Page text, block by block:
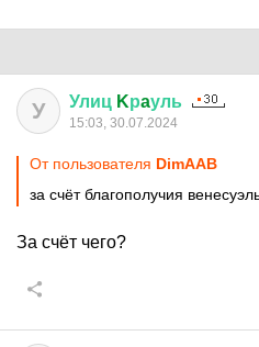
У Улиц Kрaуль
15:03, 30.07.2024
От пользователя DimAAB
за счёт благополучия
За счёт чего?